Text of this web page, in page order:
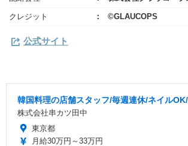
クレジット ©GLAUCOPS
公式サイト
韓国料理の店舗スタッフ/毎週連休/ネイル
株式会社串カツ田中
東京都
月給30万円～33万円